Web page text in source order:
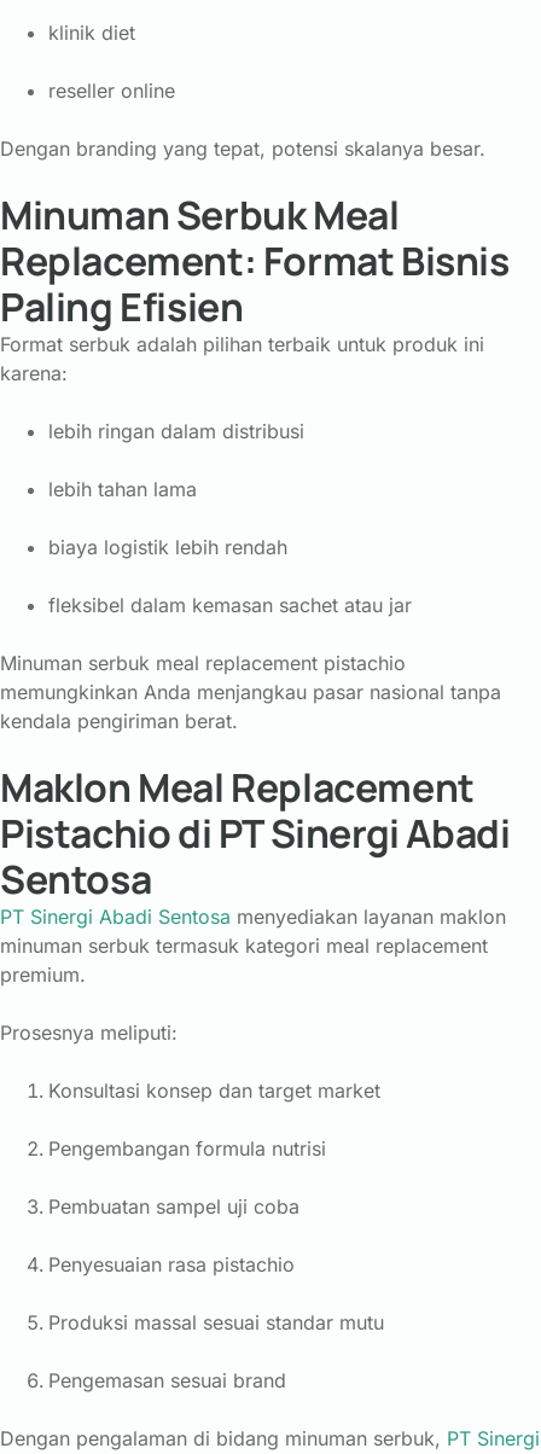
klinik diet
reseller online
Dengan branding yang tepat, potensi skalanya besar.
Minuman Serbuk Meal
Replacement: Format Bisnis
Paling Efisien
Format serbuk adalah pilihan terbaik untuk produk ini
karena:
lebih ringan dalam distribusi
lebih tahan lama
biaya logistik lebih rendah
fleksibel dalam kemasan sachet atau jar
Minuman serbuk meal replacement pistachio
memungkinkan Anda menjangkau pasar nasional tanpa
kendala pengiriman berat.
Maklon Meal Replacement
Pistachio di PT Sinergi Abadi
Sentosa
PT Sinergi Abadi Sentosa menyediakan layanan maklon
minuman serbuk termasuk kategori meal replacement
premium.
Prosesnya meliputi:
Konsultasi konsep dan target market
Pengembangan formula nutrisi
Pembuatan sampel uji coba
Penyesuaian rasa pistachio
Produksi massal sesuai standar mutu
Pengemasan sesuai brand
Dengan pengalaman di bidang minuman serbuk, PT Sinergi